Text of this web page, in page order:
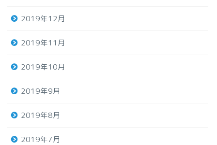
2019年12月
2019年11月
2019年10月
2019年9月
2019年8月
2019年7月